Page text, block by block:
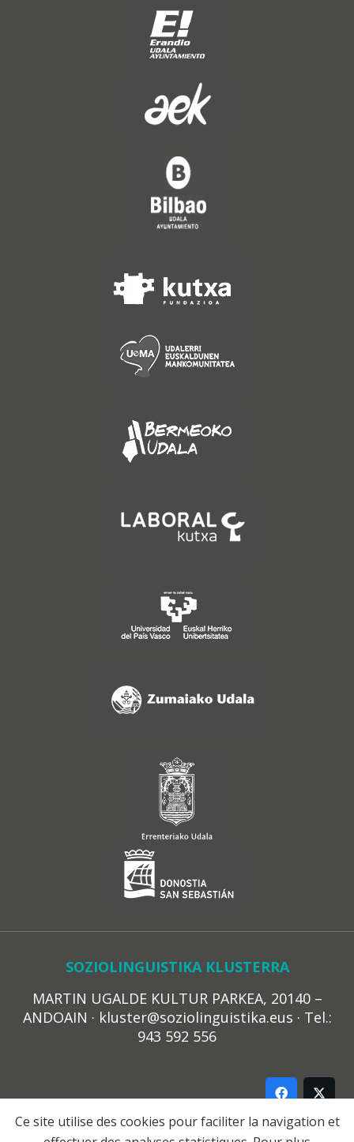
SOZIOLINGUISTIKA KLUSTERRA
MARTIN UGALDE KULTUR PARKEA, 20140 –
ANDOAIN · kluster@soziolinguistika.eus · Tel.:
943 592 556
Ce site utilise des cookies pour faciliter la navigation et